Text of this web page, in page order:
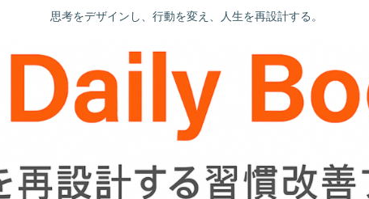
思考をデザインし、行動を変え、人生を再設計する。